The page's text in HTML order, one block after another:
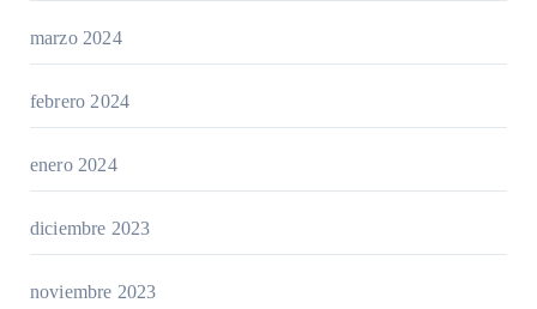
marzo 2024
febrero 2024
enero 2024
diciembre 2023
noviembre 2023